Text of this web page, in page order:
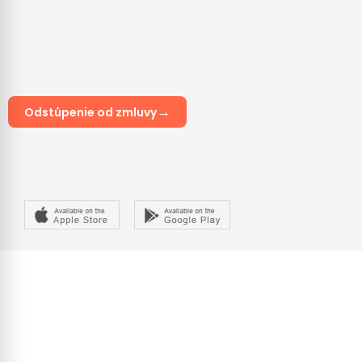
Odstúpenie od zmluvy→